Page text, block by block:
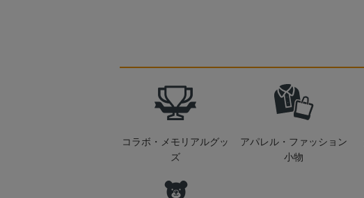
コラボ・メモリアルグッ
ズ
アパレル・ファッション
小物